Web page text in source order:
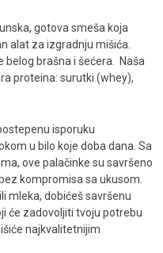
gotova smeša koja
alat za izgradnju mišića.
belog brašna i šećera. Naša
proteina: surutki (whey),
isporuku
u bilo koje doba dana. Sa
ove palačinke su savršeno
kompromisa sa ukusom.
mleka, dobićeš savršenu
će zadovoljiti tvoju potrebu
najkvalitetnijim